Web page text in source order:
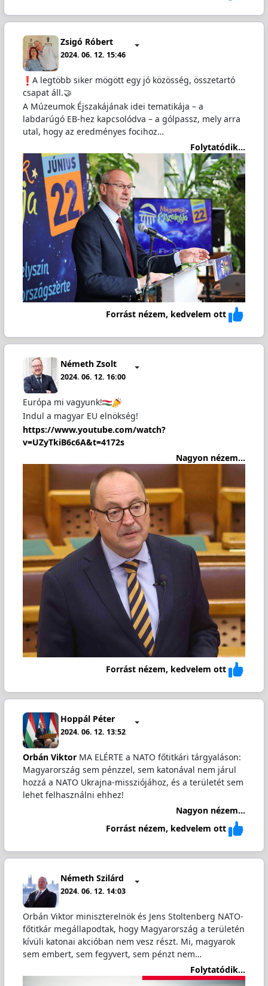
Zsigó Róbert
2024. 06. 12. 15:46
️A legtöbb siker mögött egy jó közösség, összetartó
csapat áll.🤝
A Múzeumok Éjszakájának idei tematikája – a
labdarúgó EB-hez kapcsolódva – a gólpassz, mely arra
utal, hogy az eredményes focihoz…
Folytatódik...
Forrást nézem, kedvelem ott
Németh Zsolt
2024. 06. 12. 16:00
Európa mi vagyunk!
Indul a magyar EU elnökség!
https://www.youtube.com/watch?
v=UZyTkiB6c6A&t=4172s
Nagyon nézem...
Forrást nézem, kedvelem ott
Hoppál Péter
2024. 06. 12. 13:52
Orbán ViktorMA ELÉRTE a NATO főtitkári tárgyaláson:
Magyarország sem pénzzel, sem katonával nem járul
hozzá a NATO Ukrajna-missziójához, és a területét sem
lehet felhasználni ehhez!
Nagyon nézem...
Forrást nézem, kedvelem ott
Németh Szilárd
2024. 06. 12. 14:03
Orbán Viktor miniszterelnök és Jens Stoltenberg NATO-
főtitkár megállapodtak, hogy Magyarország a területén
kívüli katonai akcióban nem vesz részt. Mi, magyarok
sem embert, sem fegyvert, sem pénzt nem…
Folytatódik...